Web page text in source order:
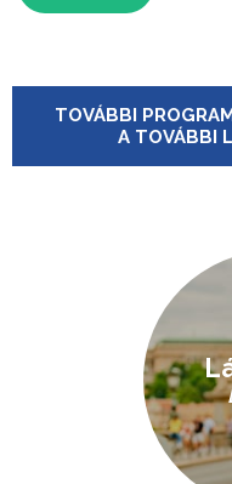
TOVÁBBI
A TOVÁBBI